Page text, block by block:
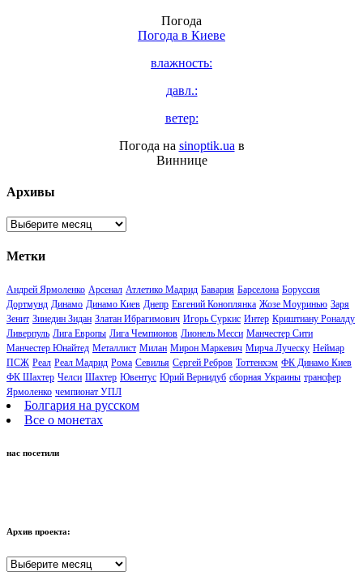
Погода
Погода в Киеве
влажность:
давл.:
ветер:
Погода на sinoptik.ua в
Виннице
Архивы
Архивы
Метки
Андрей Ярмоленко Арсенал Атлетико Мадрид Бавария Барселона Боруссия
Дортмунд Динамо Динамо Киев Днепр Евгений Коноплянка Жозе Моуринью Заря
Зенит Зинедин Зидан Златан Ибрагимович Игорь Суркис Интер Криштиану Роналду
Ливерпуль Лига Европы Лига Чемпионов Лионель Месси Манчестер Сити
Манчестер Юнайтед Металлист Милан Мирон Маркевич Мирча Луческу Неймар
ПСЖ Реал Реал Мадрид Рома Севилья Сергей Ребров Тоттенхэм ФК Динамо Киев
ФК Шахтер Челси Шахтер Ювентус Юрий Вернидуб сборная Украины трансфер
Ярмоленко чемпионат УПЛ
Болгария на русском
Все о монетах
нас посетили
Архив проекта:
Архив